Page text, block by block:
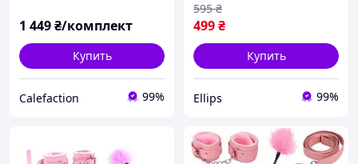
1 449₴/комплект
Купить
Calefaction 99%
499₴
595 ₴
Купить
Ellips 99%